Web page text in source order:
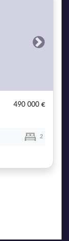
Next
490 000 €
2